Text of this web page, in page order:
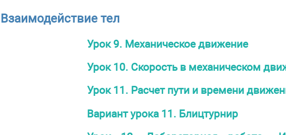
Взаимодействие тел
Урок 9. Механическое движение
Урок 10. Скорость в механическом
Урок 11. Расчет пути и времени
Вариант урока 11. Блицтурнир